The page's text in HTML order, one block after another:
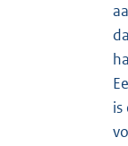
is